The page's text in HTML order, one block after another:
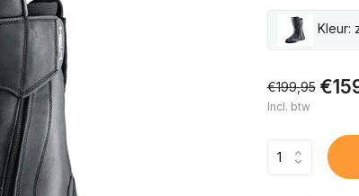
Kleur:
€199,95
Incl. btw